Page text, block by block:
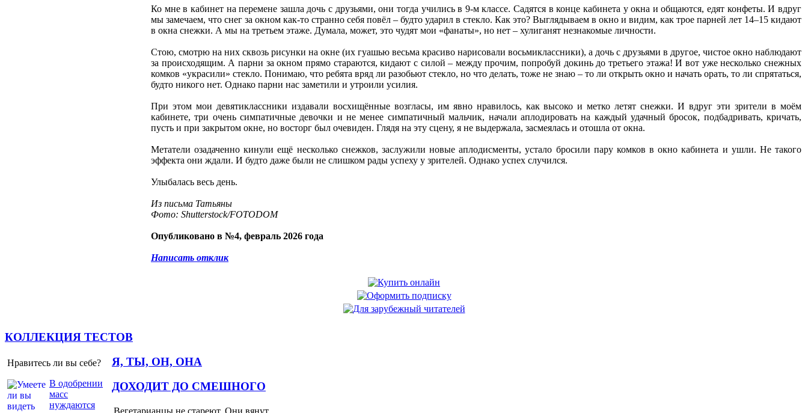
Ко мне в кабинет на перемене зашла дочь с друзьями, они тогда учились в 9-м классе. Садятся в конце кабинета у окна и общаются, едят конфеты. И вдруг
мы замечаем, что снег за окном как-то странно себя повёл – будто ударил в стекло. Как это? Выглядываем в окно и видим, как трое парней лет 14–15 кидают
в окна снежки. А мы на третьем этаже. Думала, может, это чудят мои «фанаты», но нет – хулиганят незнакомые личности.
Стою, смотрю на них сквозь рисунки на окне (их гуашью весьма красиво нарисовали восьмиклассники), а дочь с друзьями в другое, чистое окно наблюдают
за происходящим. А парни за окном прямо стараются, кидают с силой – между прочим, попробуй докинь до третьего этажа! И вот уже несколько снежных
комков «украсили» стекло. Понимаю, что ребята вряд ли разобьют стекло, но что делать, тоже не знаю – то ли открыть окно и начать орать, то ли спрятаться,
будто никого нет. Однако парни нас заметили и утроили усилия.
При этом мои девятиклассники издавали восхищённые возгласы, им явно нравилось, как высоко и метко летят снежки. И вдруг эти зрители в моём
кабинете, три очень симпатичные девочки и не менее симпатичный мальчик, начали аплодировать на каждый удачный бросок, подбадривать, кричать,
пусть и при закрытом окне, но восторг был очевиден. Глядя на эту сцену, я не выдержала, засмеялась и отошла от окна.
Метатели озадаченно кинули ещё несколько снежков, заслужили новые аплодисменты, устало бросили пару комков в окно кабинета и ушли. Не такого
эффекта они ждали. И будто даже были не слишком рады успеху у зрителей. Однако успех случился.
Улыбалась весь день.
Из письма Татьяны
Фото: Shutterstock/FOTODOM
Опубликовано в №4, февраль 2026 года
Написать отклик
КОЛЛЕКЦИЯ ТЕСТОВ
Нравитесь ли вы себе?
В одобрении
масс
нуждаются
Я, ТЫ, ОН, ОНА
ДОХОДИТ ДО СМЕШНОГО